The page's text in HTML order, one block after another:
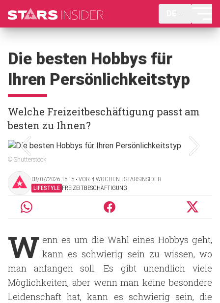
Die besten Hobbys für
Ihren Persönlichkeitstyp
Welche Freizeitbeschäftigung passt am
besten zu Ihnen?
© Shutterstock
08/07/2026 15:15 ‧ VOR 4 WOCHEN | STARSINSIDER
LIFESTYLE FREIZEITBESCHÄFTIGUNG
W enn es um die Wahl eines Hobbys geht,
kann es schwierig sein zu wissen, wo
man anfangen soll. Es gibt unendlich viele
Möglichkeiten, aber wenn man keine besondere
Leidenschaft hat, kann es schwierig sein, die